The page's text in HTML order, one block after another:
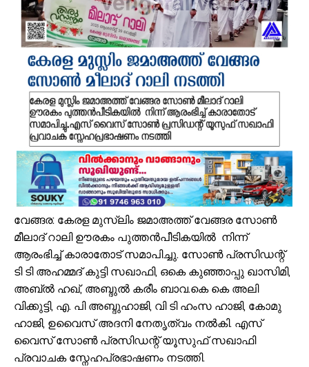
പ്രമുഖ സമസ്ത - കെഎംസിസി നേതാവ് പുള്ളാട്ട് അബ്ദുള്ള മൗലവി
ആയിരത്തോളം സഡാക്കോ കൊക്കുകൾ നിർമ്മിച്ച് കുറ്റൂർ
പാണക്കാട്ട് മണ്ണിടിച്ചിൽ; അനധികൃത പാറ പൊട്ടിക്കലാണ്
വേങ്ങര മണ്ഡലം പ്രവാസി ലീഗ് അംഗത്വ പ്രചാരണത്തിന്
കരിപ്പൂർ വിമാന ദുരന്തത്തിന് ഇന്ന് 6 വയസ്സ്; വലിയ വിമാനങ്ങളുടെ
ജോലിസ്ഥലത്ത് വെള്ളപ്പൊക്കം; അസമിൽ മരിച്ച തിരൂരങ്ങാടി
പായലും ചെളിയും മൂടി റോഡുകൾ; പ്രളയാനന്തര ജാഗ്രതയിൽ
ക്ഷേമ പെൻഷൻ ഇനി വീടുകളിലെത്തില്ല; സഹകരണ സംഘങ്ങളെ
പാണക്കാട് എടയപ്പാലം മണ്ണിടിച്ചിൽ രക്ഷാപ്രവർത്തനം: മികച്ച
സഹജീവനം ഡിസബിലിറ്റി സെൻസസ്: വേങ്ങരയിൽ എൻ.എസ്.എസ്
വേങ്ങര: കേരള മുസ്ലിം ജമാഅത്ത് വേങ്ങര സോൺ
മീലാദ് റാലി ഊരകം പുത്തൻപീടികയിൽ നിന്ന്
ആരംഭിച്ച് കാരാതോട് സമാപിച്ചു. സോൺ പ്രസിഡന്റ്
ടി ടി അഹമ്മദ് കുട്ടി സഖാഫി, ഒകെ കുഞ്ഞാപ്പു ഖാസിമി,
അബ്ൽ ഹഖ്, അബ്ദുൽ കരീം ബാവ.കെ കെ അലി
വിക്കുട്ടി, എ. പി അബ്ദുഹാജി, വി ടി ഹംസ ഹാജി, കോമു
ഹാജി, ഉവൈസ് അദനി നേതൃത്വം നൽകി. എസ്
വൈസ് സോൺ പ്രസിഡന്റ് യൂസുഫ് സഖാഫി
പ്രവാചക സ്നേഹപ്രഭാഷണം നടത്തി.